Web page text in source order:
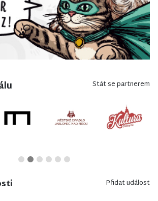
Stát se partnerem
Přidat událost